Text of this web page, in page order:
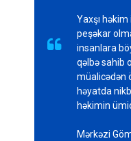

Yaxşı həkim
peşəkar
insanlara
qəlbə sahib
müalicədən
həyatda
həkimin
Mərkəzi